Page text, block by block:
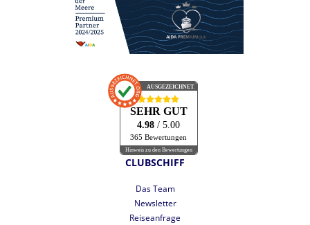
AUSGEZEICHNET
SEHR GUT
4.98/ 5.00
365 Bewertungen
Hinweis zu den Bewertungen
CLUBSCHIFF
Das Team
Newsletter
Reiseanfrage